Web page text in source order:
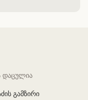
დაცულია
გამზირი